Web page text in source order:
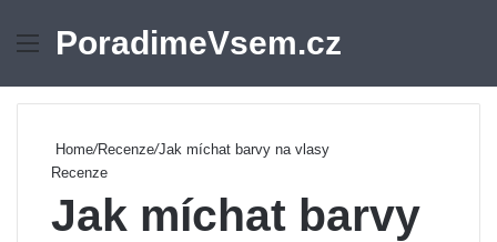
Menu
PoradimeVsem.cz
Home/Recenze/Jak míchat barvy na vlasy
Recenze
Jak míchat barvy